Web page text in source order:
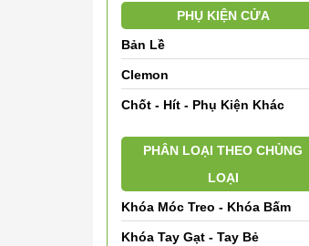
PHỤ KIỆN CỬA
Bản Lề
Clemon
Chốt - Hít - Phụ Kiện Khác
PHÂN LOẠI THEO CHỦNG
LOẠI
Khóa Móc Treo - Khóa Bấm
Khóa Tay Gạt - Tay Bẻ